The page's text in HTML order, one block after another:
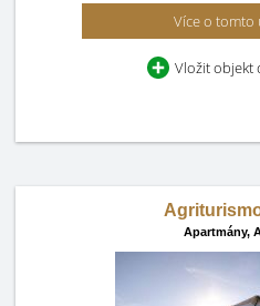
Více o tomto
Vložit objekt
Apartmány,